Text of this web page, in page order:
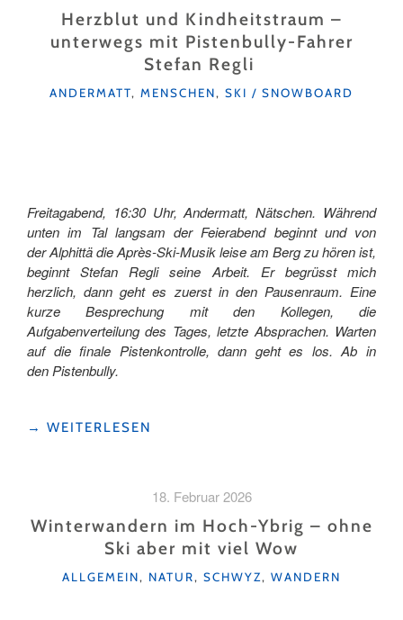
GELÄNDE"
Herzblut und Kindheitstraum –
unterwegs mit Pistenbully-Fahrer
Stefan Regli
KATEGORIEN
ANDERMATT, MENSCHEN, SKI / SNOWBOARD
Freitagabend, 16:30 Uhr, Andermatt, Nätschen. Während
unten im Tal langsam der Feierabend beginnt und von
der Alphittä die Après-Ski-Musik leise am Berg zu hören ist,
beginnt Stefan Regli seine Arbeit. Er begrüsst mich
herzlich, dann geht es zuerst in den Pausenraum. Eine
kurze Besprechung mit den Kollegen, die
Aufgabenverteilung des Tages, letzte Absprachen. Warten
auf die finale Pistenkontrolle, dann geht es los. Ab in
den Pistenbully.
"HERZBLUT
MIT PISTENBULLY-
REGLI "
→ WEITERLESEN
18. Februar 2026
Winterwandern im Hoch-Ybrig – ohne
Ski aber mit viel Wow
KATEGORIEN
ALLGEMEIN, NATUR, SCHWYZ, WANDERN